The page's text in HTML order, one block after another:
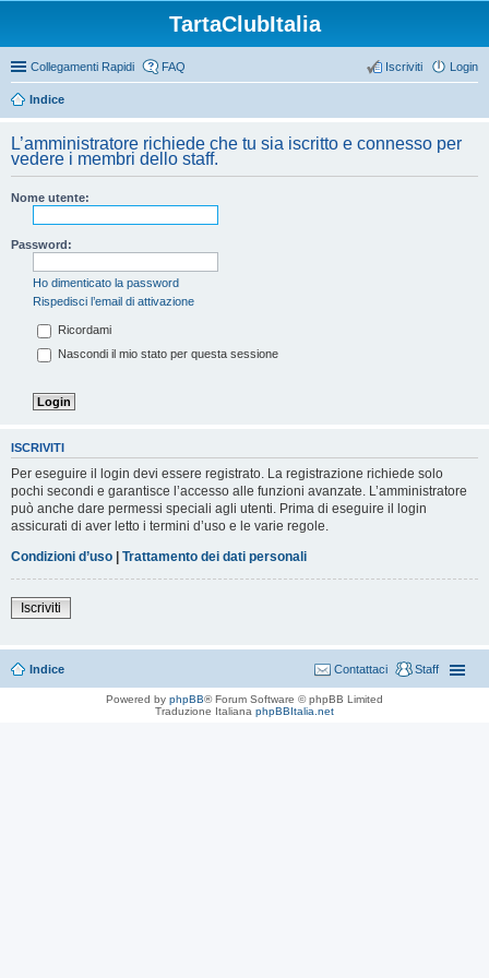
TartaClubItalia
Collegamenti Rapidi FAQ Login
Iscriviti
Indice
L’amministratore richiede che tu sia iscritto e connesso per
vedere i membri dello staff.
Nome utente:
Password:
Ho dimenticato la password
Rispedisci l’email di attivazione
Ricordami
Nascondi il mio stato per questa sessione
ISCRIVITI
Per eseguire il login devi essere registrato. La registrazione richiede solo
pochi secondi e garantisce l’accesso alle funzioni avanzate. L’amministratore
può anche dare permessi speciali agli utenti. Prima di eseguire il login
assicurati di aver letto i termini d’uso e le varie regole.
Condizioni d’uso | Trattamento dei dati personali
Iscriviti
Indice Staff
Contattaci
Powered by phpBB® Forum Software © phpBB Limited
Traduzione Italiana phpBBItalia.net